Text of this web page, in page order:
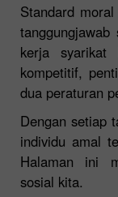
Standard
kerja syarikat
kompetitif,
dua peraturan
Dengan setiap
individu amal
Halaman ini
sosial kita.